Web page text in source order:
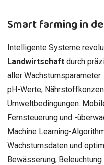
Smart farming in
Intelligente Systeme
Landwirtschaft durch
aller
pH-Werte,
Umweltbedingungen.
Fernsteuerung und -
Machine Learning-
Wachstumsdaten und
Bewässerung,